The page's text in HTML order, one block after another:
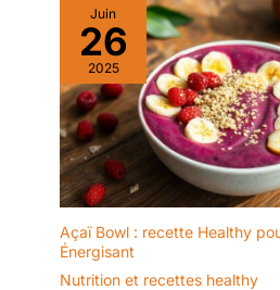
passe
reste
Juin
26
2025
Açaï Bowl : recette Healthy
Énergisant
Nutrition et recettes healthy